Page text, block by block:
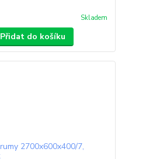
Skladem
Přidat do košíku